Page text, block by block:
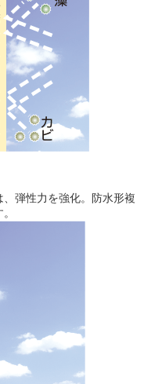
弾性力を強化。防水形複